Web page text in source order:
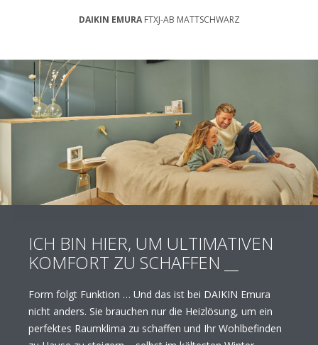
DAIKIN EMURAFTXJ-AB MATTSCHWARZ
ICH BIN HIER, UM ULTIMATIVEN
KOMFORT ZU SCHAFFEN __
Form folgt Funktion … Und das ist bei DAIKIN Emura
nicht anders. Sie brauchen nur die Heizlösung, um ein
perfektes Raumklima zu schaffen und Ihr Wohlbefinden